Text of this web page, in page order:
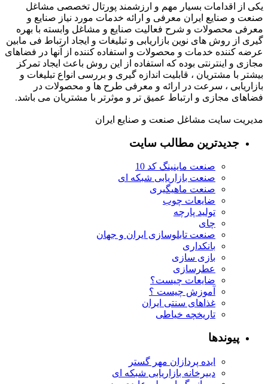
یکی از اقدامات بسیار مهم و ارزشمند پورتال تخصصی مشاغل
صنعت و صنایع ایران معرفی و ارائه خدمات مورد نیاز صنایع و
معرفی محصولات و شرح فعالیت صنایع و مشاغل وابسته با بهره
گیری از روش های نوین بازاریابی و تبلیغات و ایجاد ارتباط فی مابین
عرضه کننده خدمات و محصولات و استفاده کننده از آنها در فضاهای
مجازی و اینترنتی بوده که استفاده از این روش باعث ایجاد تمرکز
بیشتر با مشتریان ، قابلیت اندازه گیری و بررسی انواع تبلیغات و
بازاریابی ، سرعت در ارائه و معرفی طرح ها و محصولات در
فضاهای مجازی و ارتباط عمیق تر و موثرتر با مشتریان می باشد.
مدیریت سایت مشاغل صنعت و صنایع ایران
جدیدترین مطالب سایت
صنعت ماینینگ کد 10
صنعت بازاریابی شبکه ای
صنعت ماهیگیری
ضایعات چوب
تولید پارچه
چای
صنعت تابلوسازی ایران و جهان
بانکداری
بازی سازی
عطرسازی
ضایعات چیست؟
آموزش چیست ؟
غذاهای سنتی ایران
تاریخچه خیاطی
پیوندها
ایده پردازان مهر گستر
دبیرخانه بازاریابی شبکه ای